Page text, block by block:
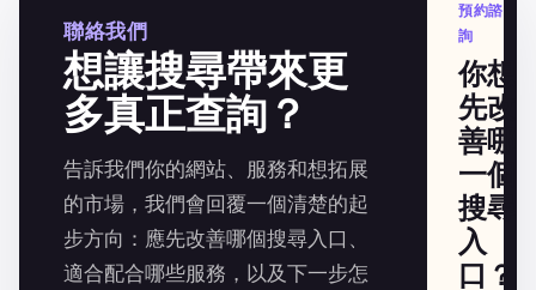
聯絡我們
想讓搜尋帶來更
多真正查詢？
告訴我們你的網站、服務和想拓展
的市場，我們會回覆一個清楚的起
步方向：應先改善哪個搜尋入口、
適合配合哪些服務，以及下一步怎
預約諮
詢
你想
先改
善哪
一個
搜尋
入
口？